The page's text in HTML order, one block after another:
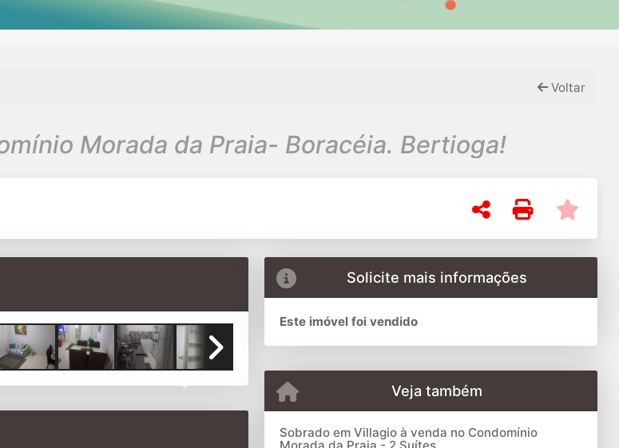
Voltar
Morada da Praia- Boracéia. Bertioga!
Next
Solicite mais informações
Este imóvel foi vendido
Veja também
Sobrado em Villagio à venda no Condomínio